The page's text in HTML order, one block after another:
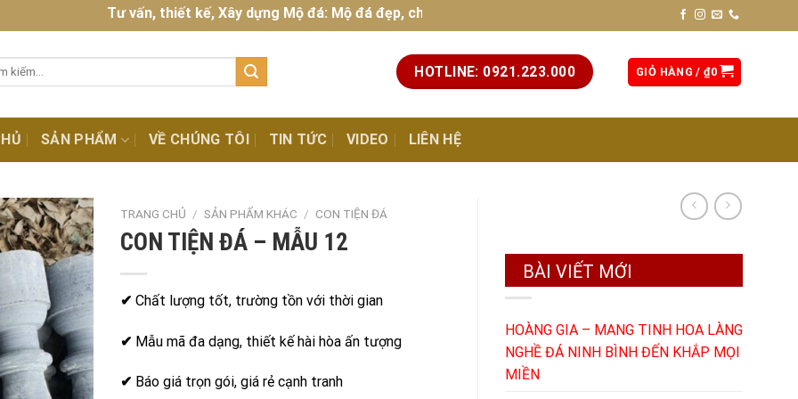
Tư vấn, thiết kế, Xây dựng Mộ đá: Mộ đá đẹp, chất lượng cao, chuẩn phong thủy. Liên hệ hotline:
HOTLINE: 0921.223.000 GIỎ HÀNG /₫0
SẢN PHẨM VỀ CHÚNG TÔI TIN TỨC VIDEO LIÊN HỆ
TRANG CHỦ / SẢN PHẨM KHÁC / CON TIỆN ĐÁ
CON TIỆN ĐÁ – MẪU 12
✔ Chất lượng tốt, trường tồn với thời gian
✔ Mẫu mã đa dạng, thiết kế hài hòa ấn tượng
✔ Báo giá trọn gói, giá rẻ cạnh tranh
BÀI VIẾT MỚI
HOÀNG GIA – MANG TINH HOA LÀNG
NGHỀ ĐÁ NINH BÌNH ĐẾN KHẮP MỌI
MIỀN